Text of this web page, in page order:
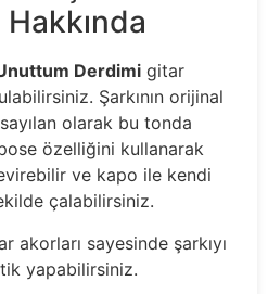
Derdimi gitar
Şarkının orijinal
olarak bu tonda
özelliğini kullanarak
ve kapo ile kendi
çalabilirsiniz.
akorları sayesinde şarkıyı
yapabilirsiniz.